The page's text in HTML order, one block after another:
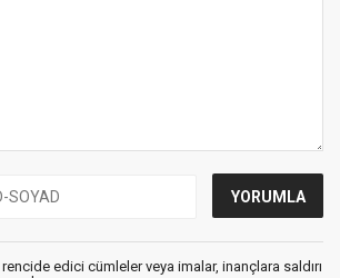
edici cümleler veya imalar, inançlara saldırı